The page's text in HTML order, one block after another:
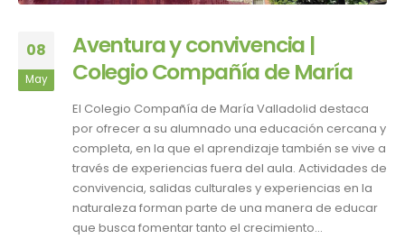
08
May
Aventura y convivencia |
Colegio Compañía de María
El Colegio Compañía de María Valladolid destaca
por ofrecer a su alumnado una educación cercana y
completa, en la que el aprendizaje también se vive a
través de experiencias fuera del aula. Actividades de
convivencia, salidas culturales y experiencias en la
naturaleza forman parte de una manera de educar
que busca fomentar tanto el crecimiento...